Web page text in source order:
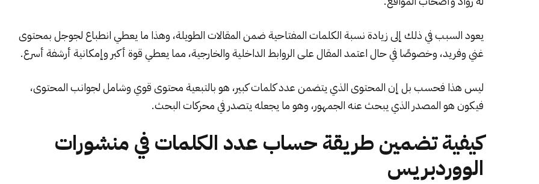
يعود السبب في ذلك إلى زيادة نسبة الكلمات المفتاحية ضمن المقالات الطويلة، وهذا ما يعطي انطباع لجوجل بمحتوى
غني وفريد، وخصوصًا في حال اعتمد المقال على الروابط الداخلية والخارجية، مما يعطي قوة أكبر وإمكانية أرشفة أسرع.
ليس هذا فحسب بل إن المحتوى الذي يتضمن عدد كلمات كبير، هو بالتبعية محتوى قوي وشامل لجوانب المحتوى،
فيكون هو المصدر الذي يبحث عنه الجمهور، وهو ما يجعله يتصدر في محركات البحث.
كيفية تضمين طريقة حساب عدد الكلمات في منشورات
الووردبريس